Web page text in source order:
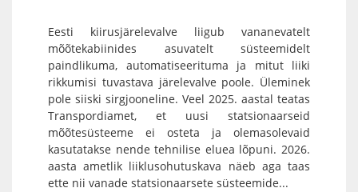
Eesti kiirusjärelevalve liigub vananevatelt
mõõtekabiinides asuvatelt süsteemidelt
paindlikuma, automatiseerituma ja mitut liiki
rikkumisi tuvastava järelevalve poole. Üleminek
pole siiski sirgjooneline. Veel 2025. aastal teatas
Transpordiamet, et uusi statsionaarseid
mõõtesüsteeme ei osteta ja olemasolevaid
kasutatakse nende tehnilise eluea lõpuni. 2026.
aasta ametlik liiklusohutuskava näeb aga taas
ette nii vanade statsionaarsete süsteemide...